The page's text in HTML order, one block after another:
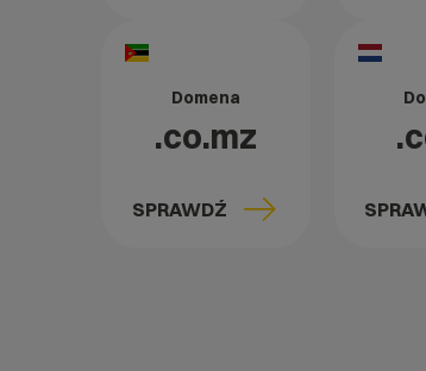
Domena
.co.mz
SPRAWDŹ